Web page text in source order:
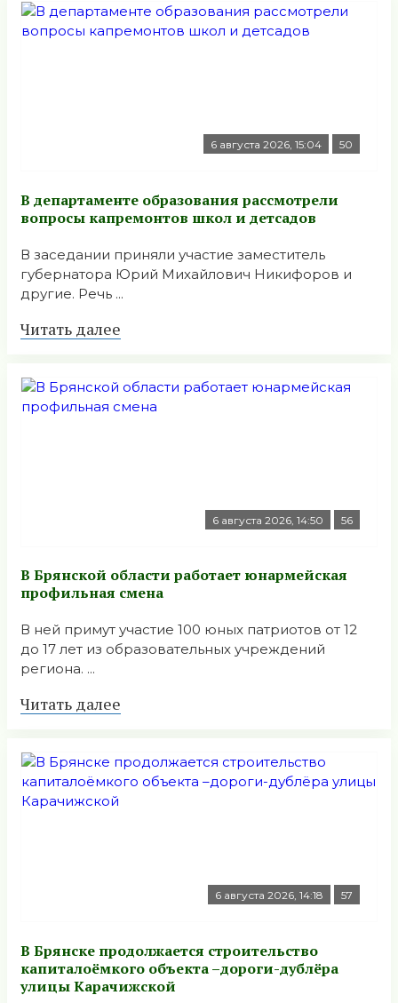
6 августа 2026, 15:04 50
В департаменте образования рассмотрели
вопросы капремонтов школ и детсадов
В заседании приняли участие заместитель
губернатора Юрий Михайлович Никифоров и
другие. Речь ...
Читать далее
6 августа 2026, 14:50 56
В Брянской области работает юнармейская
профильная смена
В ней примут участие 100 юных патриотов от 12
до 17 лет из образовательных учреждений
региона. ...
Читать далее
6 августа 2026, 14:18 57
В Брянске продолжается строительство
капиталоёмкого объекта –дороги-дублёра
улицы Карачижской